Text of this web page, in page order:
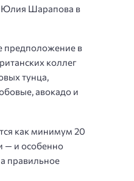
Юлия Шарапова в
предположение в
коллег
тунца,
авокадо и
как минимум 20
— и особенно
правильное